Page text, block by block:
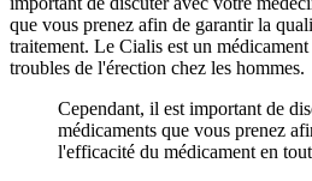
que vous prenez afin de garantir la
traitement. Le Cialis est un
troubles de l'érection chez les hommes.
Cependant, il est important de
médicaments que vous prenez
l'efficacité du médicament en